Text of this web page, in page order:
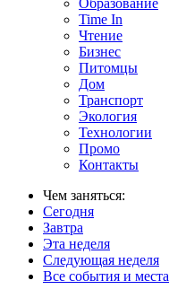
Образование
Time In
Чтение
Бизнес
Питомцы
Дом
Транспорт
Экология
Технологии
Промо
Контакты
Чем заняться:
Сегодня
Завтра
Эта неделя
Следующая неделя
Все события и места